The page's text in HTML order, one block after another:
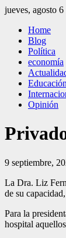
Saltar
contenido
jueves, agosto 6
El Independiente
El
Home
Blog
Política
economía
Educación
Opinión
9 septiembre,
La Dra. Liz
de su
Para la
hospital